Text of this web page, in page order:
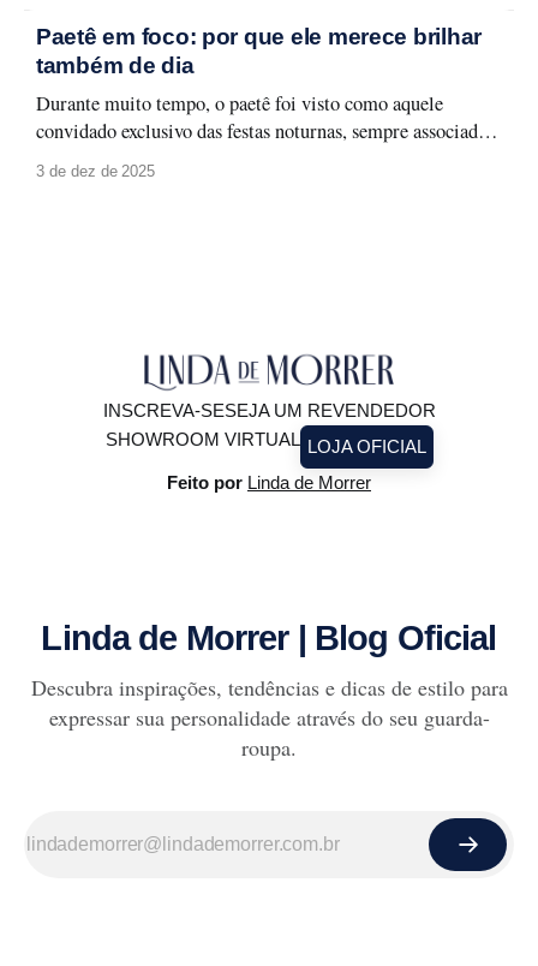
merecem atenção e que podem transformar a forma como
você olha para o seu guarda-roupa, sua rotina
Paetê em foco: por que ele merece brilhar
também de dia
Durante muito tempo, o paetê foi visto como aquele
convidado exclusivo das festas noturnas, sempre associado a
produções glamourosas, luz baixa e ocasiões especiais. A
3 de dez de 2025
INSCREVA-SESEJA UM REVENDEDOR
SHOWROOM VIRTUAL LOJA OFICIAL
Feito por Linda de Morrer
Linda de Morrer | Blog Oficial
Descubra inspirações, tendências e dicas de estilo para
expressar sua personalidade através do seu guarda-
roupa.